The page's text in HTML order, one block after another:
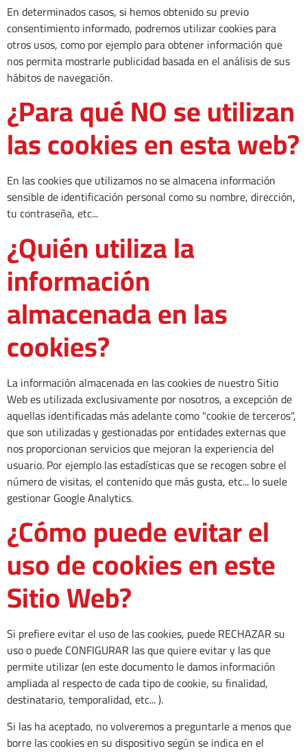
En determinados casos, si hemos obtenido su previo
consentimiento informado, podremos utilizar cookies para
otros usos, como por ejemplo para obtener información que
nos permita mostrarle publicidad basada en el análisis de sus
hábitos de navegación.
¿Para qué NO se utilizan
las cookies en esta web?
En las cookies que utilizamos no se almacena información
sensible de identificación personal como su nombre, dirección,
tu contraseña, etc...
¿Quién utiliza la
información
almacenada en las
cookies?
La información almacenada en las cookies de nuestro Sitio
Web es utilizada exclusivamente por nosotros, a excepción de
aquellas identificadas más adelante como "cookie de terceros",
que son utilizadas y gestionadas por entidades externas que
nos proporcionan servicios que mejoran la experiencia del
usuario. Por ejemplo las estadísticas que se recogen sobre el
número de visitas, el contenido que más gusta, etc... lo suele
gestionar Google Analytics.
¿Cómo puede evitar el
uso de cookies en este
Sitio Web?
Si prefiere evitar el uso de las cookies, puede RECHAZAR su
uso o puede CONFIGURAR las que quiere evitar y las que
permite utilizar (en este documento le damos información
ampliada al respecto de cada tipo de cookie, su finalidad,
destinatario, temporalidad, etc... ).
Si las ha aceptado, no volveremos a preguntarle a menos que
borre las cookies en su dispositivo según se indica en el